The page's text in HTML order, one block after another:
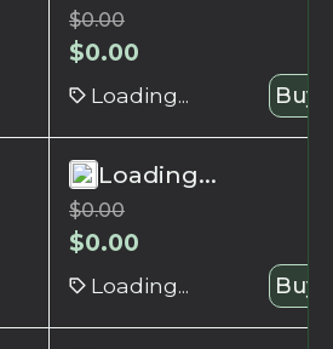
$0.00
$0.00
Loading... Buy
Loading...
$0.00
$0.00
Loading... Buy